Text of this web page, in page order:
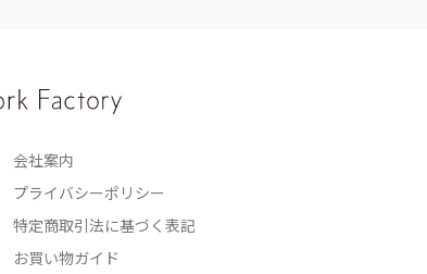
会社案内
プライバシーポリシー
特定商取引法に基づく表記
お買い物ガイド